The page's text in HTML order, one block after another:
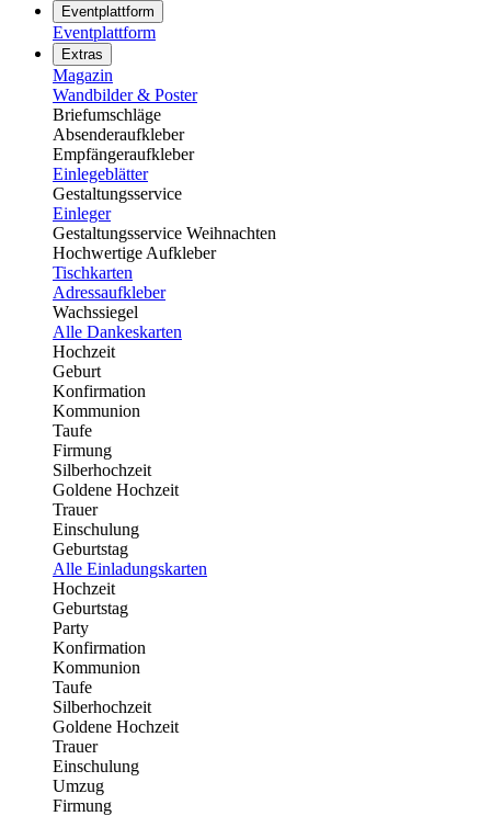
Eventplattform
Eventplattform
Extras
Magazin
Wandbilder & Poster
Briefumschläge
Absenderaufkleber
Empfängeraufkleber
Einlegeblätter
Gestaltungsservice
Einleger
Gestaltungsservice Weihnachten
Hochwertige Aufkleber
Tischkarten
Adressaufkleber
Wachssiegel
Alle Dankeskarten
Hochzeit
Geburt
Konfirmation
Kommunion
Taufe
Firmung
Silberhochzeit
Goldene Hochzeit
Trauer
Einschulung
Geburtstag
Alle Einladungskarten
Hochzeit
Geburtstag
Party
Konfirmation
Kommunion
Taufe
Silberhochzeit
Goldene Hochzeit
Trauer
Einschulung
Umzug
Firmung